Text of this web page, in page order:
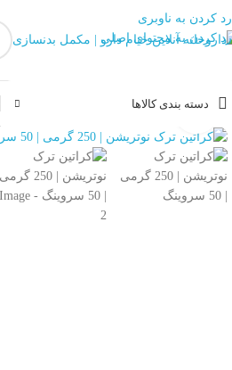
رد کردن به ناوبری
رد کردن به محتوای اصلی
دسته بندی کالاها
بزرگنمایی تصویر